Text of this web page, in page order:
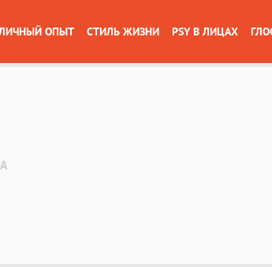
ОПЫТ СТИЛЬ ЖИЗНИ PSY В ЛИЦАХ